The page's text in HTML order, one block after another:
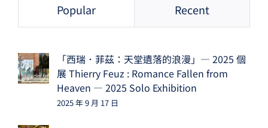
Popular Recent
「西瑞．菲茲：天堂遺落的浪漫」— 2025 個
展 Thierry Feuz : Romance Fallen from
Heaven — 2025 Solo Exhibition
2025 年 9 月 17 日